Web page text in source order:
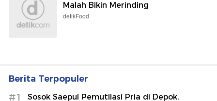
Malah Bikin Merinding
detikFood
Berita Terpopuler
#1
Sosok Saepul Pemutilasi Pria di Depok,